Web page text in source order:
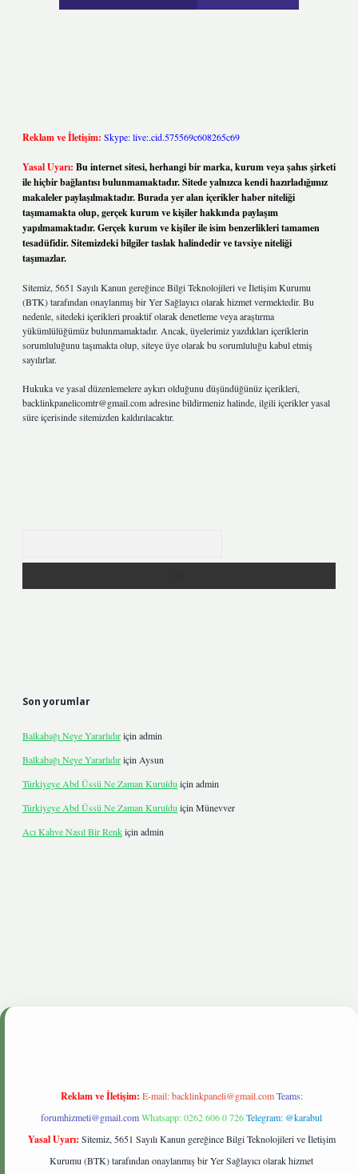
Reklam ve İletişim: Skype: live:.cid.575569c608265c69
Yasal Uyarı: Bu internet sitesi, herhangi bir marka, kurum veya şahıs şirketi
ile hiçbir bağlantısı bulunmamaktadır. Sitede yalnızca kendi hazırladığımız
makaleler paylaşılmaktadır. Burada yer alan içerikler haber niteliği
taşımamakta olup, gerçek kurum ve kişiler hakkında paylaşım
yapılmamaktadır. Gerçek kurum ve kişiler ile isim benzerlikleri tamamen
tesadüfidir. Sitemizdeki bilgiler taslak halindedir ve tavsiye niteliği
taşımazlar.
Sitemiz, 5651 Sayılı Kanun gereğince Bilgi Teknolojileri ve İletişim Kurumu
(BTK) tarafından onaylanmış bir Yer Sağlayıcı olarak hizmet vermektedir. Bu
nedenle, sitedeki içerikleri proaktif olarak denetleme veya araştırma
yükümlülüğümüz bulunmamaktadır. Ancak, üyelerimiz yazdıkları içeriklerin
sorumluluğunu taşımakta olup, siteye üye olarak bu sorumluluğu kabul etmiş
sayılırlar.
Hukuka ve yasal düzenlemelere aykırı olduğunu düşündüğünüz içerikleri,
backlinkpanelicomtr@gmail.comadresine bildirmeniz halinde, ilgili içerikler yasal
süre içerisinde sitemizden kaldırılacaktır.
Son yorumlar
Balkabağı Neye Yararlıdıriçin admin
Balkabağı Neye Yararlıdıriçin Aysun
Türkiyeye Abd Üssü Ne Zaman Kuruldu için admin
Türkiyeye Abd Üssü Ne Zaman Kuruldu için Münevver
Acı Kahve Nasıl Bir Renkiçin admin
Reklam ve İletişim: E-mail:backlinkpaneli@gmail.com Teams:
forumhizmeti@gmail.comWhatsapp: 0262 606 0 726Telegram: @karabul
Yasal Uyarı: Sitemiz, 5651 Sayılı Kanun gereğince Bilgi Teknolojileri ve İletişim
Kurumu (BTK) tarafından onaylanmış bir Yer Sağlayıcı olarak hizmet